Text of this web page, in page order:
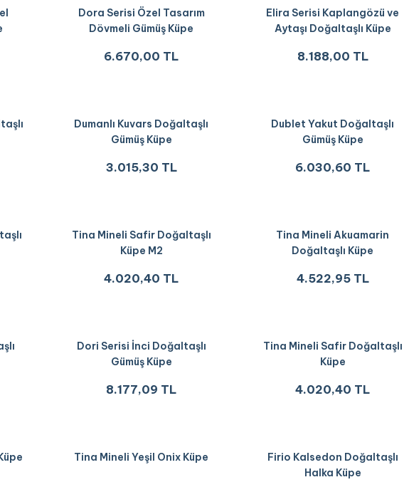
Dora Serisi Özel Tasarım
Dövmeli Gümüş Küpe
6.670,00 TL
Elira Serisi Kaplangözü ve
Aytaşı Doğaltaşlı Küpe
8.188,00 TL
Dumanlı Kuvars Doğaltaşlı
Gümüş Küpe
3.015,30 TL
Dublet Yakut Doğaltaşlı
Gümüş Küpe
6.030,60 TL
Tina Mineli Safir Doğaltaşlı
Küpe M2
4.020,40 TL
Tina Mineli Akuamarin
Doğaltaşlı Küpe
4.522,95 TL
Dori Serisi İnci Doğaltaşlı
Gümüş Küpe
8.177,09 TL
Tina Mineli Safir Doğaltaşlı
Küpe
4.020,40 TL
Tina Mineli Yeşil Onix Küpe
Firio Kalsedon Doğaltaşlı
Halka Küpe